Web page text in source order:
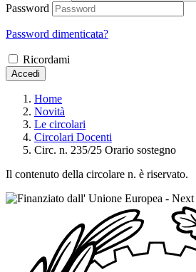
Password
Password dimenticata?
Ricordami
Accedi
Home
Novità
Le circolari
Circolari Docenti
Circ. n. 235/25 Orario sostegno
Il contenuto della circolare n. è riservato.